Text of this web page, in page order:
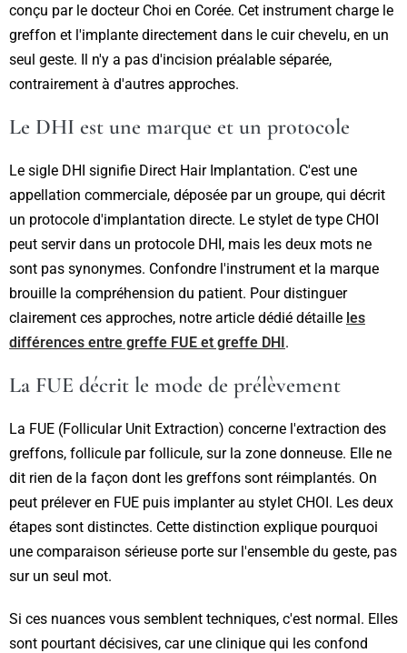
conçu par le docteur Choi en Corée. Cet instrument charge le
greffon et l'implante directement dans le cuir chevelu, en un
seul geste. Il n'y a pas d'incision préalable séparée,
contrairement à d'autres approches.
Le DHI est une marque et un protocole
Le sigle DHI signifie Direct Hair Implantation. C'est une
appellation commerciale, déposée par un groupe, qui décrit
un protocole d'implantation directe. Le stylet de type CHOI
peut servir dans un protocole DHI, mais les deux mots ne
sont pas synonymes. Confondre l'instrument et la marque
brouille la compréhension du patient. Pour distinguer
clairement ces approches, notre article dédié détaille les
différences entre greffe FUE et greffe DHI.
La FUE décrit le mode de prélèvement
La FUE (Follicular Unit Extraction) concerne l'extraction des
greffons, follicule par follicule, sur la zone donneuse. Elle ne
dit rien de la façon dont les greffons sont réimplantés. On
peut prélever en FUE puis implanter au stylet CHOI. Les deux
étapes sont distinctes. Cette distinction explique pourquoi
une comparaison sérieuse porte sur l'ensemble du geste, pas
sur un seul mot.
Si ces nuances vous semblent techniques, c'est normal. Elles
sont pourtant décisives, car une clinique qui les confond